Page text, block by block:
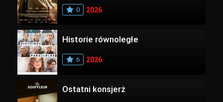
0 2026
Historie równoległe
6 2026
Ostatni konsjerż